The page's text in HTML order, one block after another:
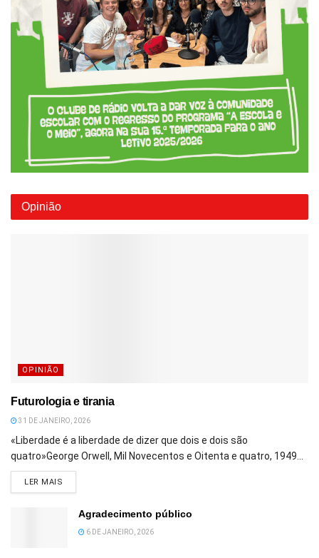
Opinião
OPINIÃO
Futurologia e tirania
31 DE JANEIRO, 2026
«Liberdade é a liberdade de dizer que dois e dois são
quatro»George Orwell, Mil Novecentos e Oitenta e quatro, 1949...
LER MAIS
Agradecimento público
6 DE JANEIRO, 2026